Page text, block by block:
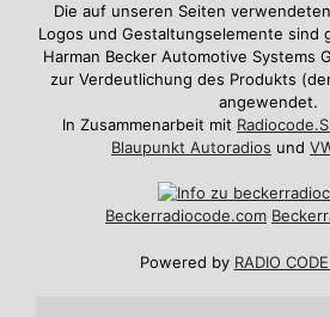
Die auf unseren Seiten
Logos und Gestaltungselemente sind
Harman Becker Automotive Systems
zur Verdeutlichung des Produkts
angewendet.
In Zusammenarbeit mit
Blaupunkt Autoradios und
Beckerradiocode.com
Powered by RADIO